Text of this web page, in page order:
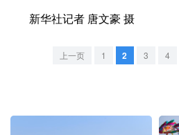
辽宁 吉林
新华社记者 唐文豪 摄
上一页 1 2 3 4